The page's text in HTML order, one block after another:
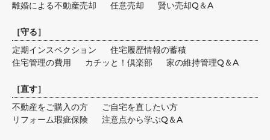
離婚による不動産売却
任意売却 賢い売却Q＆A
［守る］
定期インスペクション
住宅履歴情報の蓄積
住宅管理の費用
カチッと！倶楽部 家の維持管理Q＆A
［直す］
不動産をご購入の方
ご自宅を直したい方
リフォーム瑕疵保険
注意点から学ぶQ＆A